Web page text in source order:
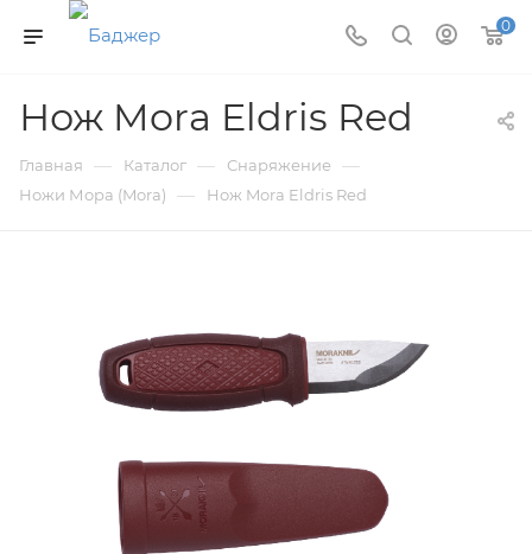
0
Нож Mora Eldris Red
Главная — Каталог — Снаряжение —
Ножи Мора (Mora) — Нож Mora Eldris Red